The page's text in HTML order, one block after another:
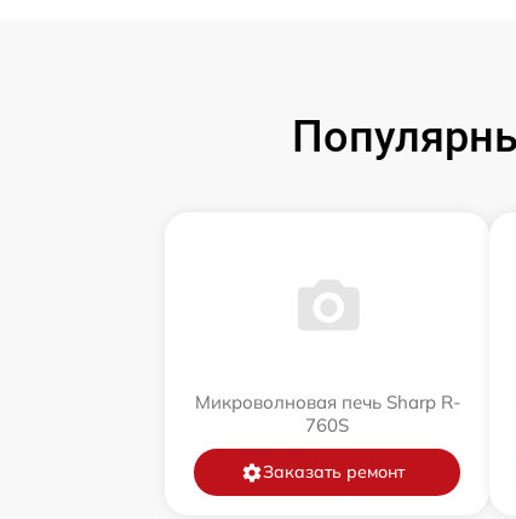
Микроволновая печь Sharp R-
760S
Заказать ремонт